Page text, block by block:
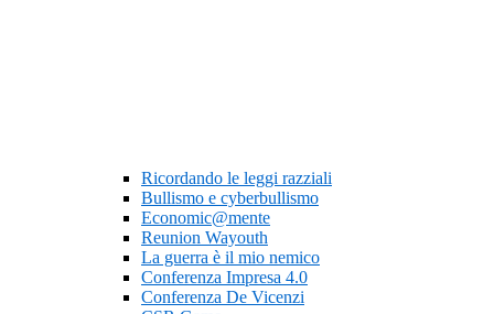
Ricordando le leggi razziali
Bullismo e cyberbullismo
Economic@mente
Reunion Wayouth
La guerra è il mio nemico
Conferenza Impresa 4.0
Conferenza De Vicenzi